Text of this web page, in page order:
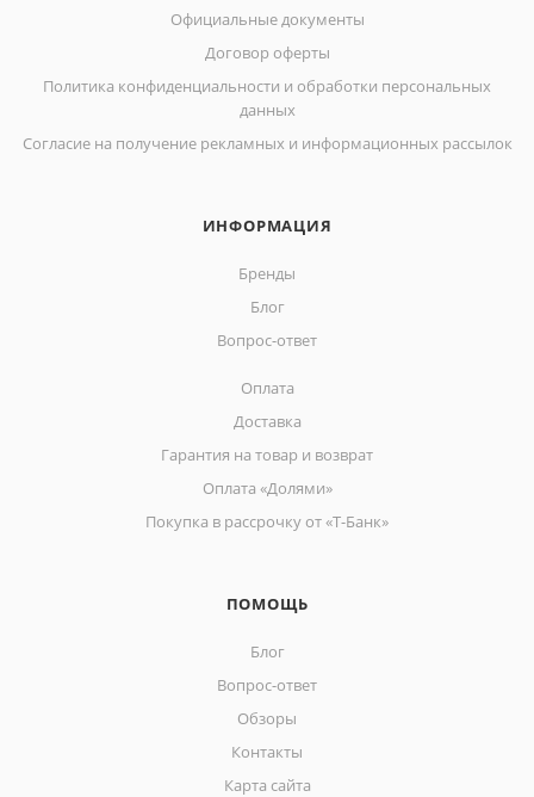
Официальные документы
Договор оферты
Политика конфиденциальности и обработки персональных
данных
Согласие на получение рекламных и информационных рассылок
ИНФОРМАЦИЯ
Бренды
Блог
Вопрос-ответ
Оплата
Доставка
Гарантия на товар и возврат
Оплата «Долями»
Покупка в рассрочку от «Т-Банк»
ПОМОЩЬ
Блог
Вопрос-ответ
Обзоры
Контакты
Карта сайта